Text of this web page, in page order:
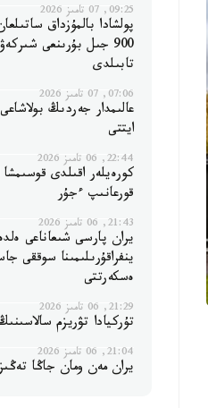
09:25, 07 تامىز 2026
پولشادا بالمۇزداق
900 جىل بۇرىنعى
تابىلدى
07:06, 07 تامىز 2026
عالىمدار جەردىڭ
ايتتى
22:44, 06 تامىز 2026
كورەيلەر اقىلدى قوسىمشا
قورعانىپ ءجۇر
21:43, 06 تامىز 2026
يران پارسى شىعاناعى
ينفراقۇرىلىمىنا سوققى
ەسكەرتتى
21:29, 06 تامىز 2026
تۇركيادا تۋريزم
21:04, 06 تامىز 2026
يران مەن ومان جاڭا